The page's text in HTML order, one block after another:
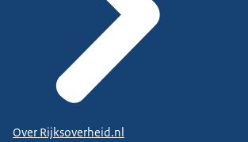
Over Rijksoverheid.nl